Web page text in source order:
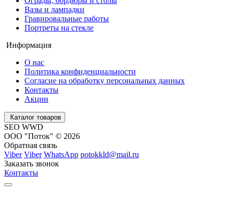
Вазы и лампадки
Гравировальные работы
Портреты на стекле
Информация
О нас
Политика конфиденциальности
Согласие на обработку персональных данных
Контакты
Акции
Каталог товаров
SEO WWD
ООО "Поток" © 2026
Обратная связь
Viber Viber WhatsApp potokkld@mail.ru
Заказать звонок
Контакты